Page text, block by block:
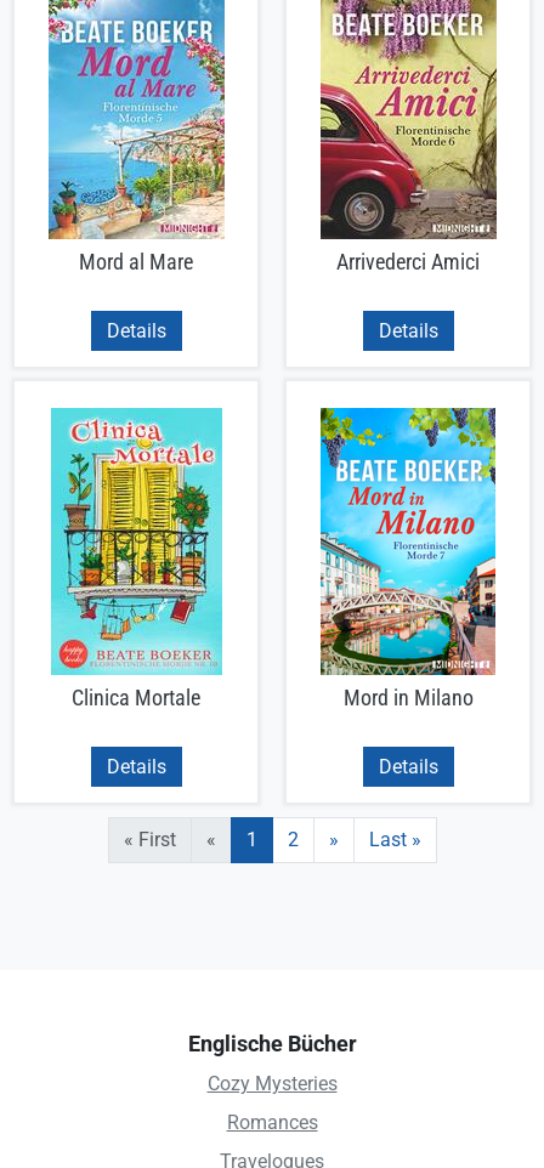
Mord al Mare
Details
Arrivederci Amici
Details
Clinica Mortale
Details
Mord in Milano
Details
Seitennummerierung
Erste Seite
« First «
« Aktuelle Seite
1 Seite
2 Nächste Seite
» Letzte Seite
Last »
Englische Bücher
Cozy Mysteries
Romances
Travelogues